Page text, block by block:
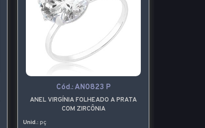
Cód.:AN0823 P
ANEL VIRGÍNIA FOLHEADO A PRATA
COM ZIRCÔNIA
Unid.: pç